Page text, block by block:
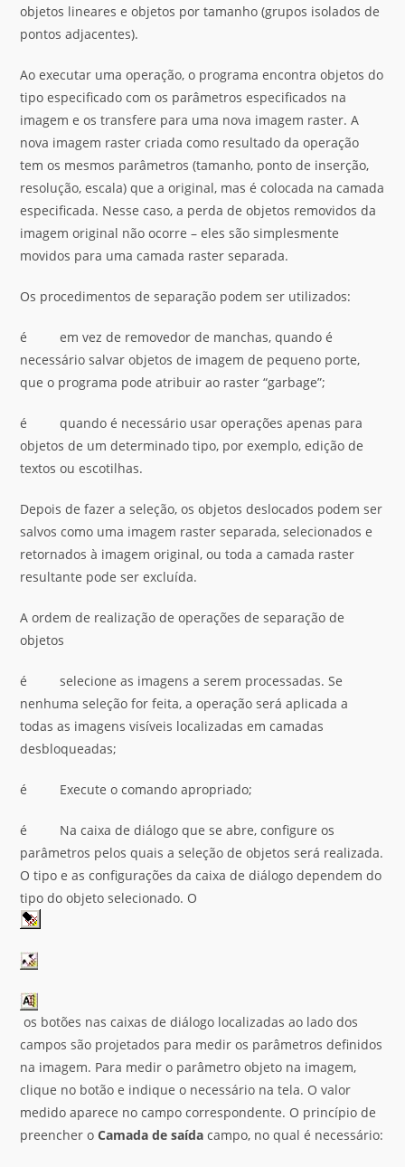
objetos lineares e objetos por tamanho (grupos isolados de
pontos adjacentes).
Ao executar uma operação, o programa encontra objetos do
tipo especificado com os parâmetros especificados na
imagem e os transfere para uma nova imagem raster. A
nova imagem raster criada como resultado da operação
tem os mesmos parâmetros (tamanho, ponto de inserção,
resolução, escala) que a original, mas é colocada na camada
especificada. Nesse caso, a perda de objetos removidos da
imagem original não ocorre – eles são simplesmente
movidos para uma camada raster separada.
Os procedimentos de separação podem ser utilizados:
é em vez de removedor de manchas, quando é
necessário salvar objetos de imagem de pequeno porte,
que o programa pode atribuir ao raster “garbage”;
é quando é necessário usar operações apenas para
objetos de um determinado tipo, por exemplo, edição de
textos ou escotilhas.
Depois de fazer a seleção, os objetos deslocados podem ser
salvos como uma imagem raster separada, selecionados e
retornados à imagem original, ou toda a camada raster
resultante pode ser excluída.
A ordem de realização de operações de separação de
objetos
é selecione as imagens a serem processadas. Se
nenhuma seleção for feita, a operação será aplicada a
todas as imagens visíveis localizadas em camadas
desbloqueadas;
é Execute o comando apropriado;
é Na caixa de diálogo que se abre, configure os
parâmetros pelos quais a seleção de objetos será realizada.
O tipo e as configurações da caixa de diálogo dependem do
tipo do objeto selecionado. O
os botões nas caixas de diálogo localizadas ao lado dos
campos são projetados para medir os parâmetros definidos
na imagem. Para medir o parâmetro objeto na imagem,
clique no botão e indique o necessário na tela. O valor
medido aparece no campo correspondente. O princípio de
preencher oCamada de saída campo, no qual é necessário: